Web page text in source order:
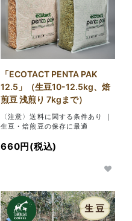
「ECOTACT PENTA PAK
12.5」（生豆10-12.5kg、焙
煎豆 浅煎り 7kgまで）
〈注意〉送料に関する条件あり ｜
生豆・焙煎豆の保存に最適
660円(税込)